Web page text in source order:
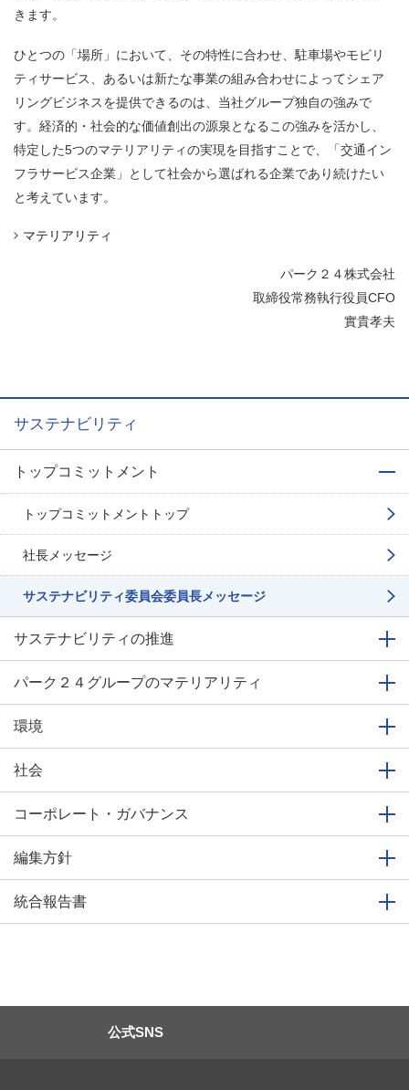
きます。​
ひとつの「場所」において、その特性に合わせ、駐車場やモビリ
ティサービス、あるいは新たな事業の組み合わせによってシェア
リングビジネスを提供できるのは、当社グループ独自の強みで
す。経済的・社会的な価値創出の源泉となるこの強みを活かし、
特定した5つのマテリアリティの実現を目指すことで、「交通イン
フラサービス企業」として社会から選ばれる企業であり続けたい
と考えています。
マテリアリティ​​
パーク２４株式会社​
取締役常務執行役員CFO
實貴孝夫
サステナビリティ
トップコミットメント
トップコミットメントトップ
社長メッセージ
サステナビリティ委員会委員長メッセージ
サステナビリティの推進
パーク２４グループのマテリアリティ
環境
社会
コーポレート・ガバナンス
編集方針
統合報告書
公式SNS